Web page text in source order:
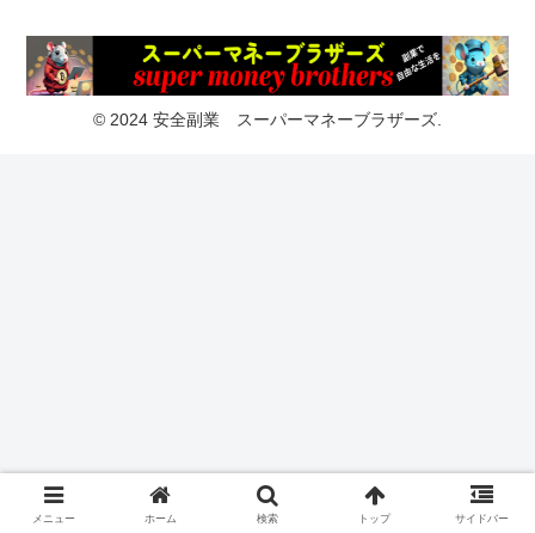
© 2024 安全副業 スーパーマネーブラザーズ.
メニュー ホーム 検索 トップ サイドバー